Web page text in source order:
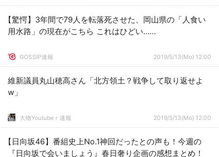
【驚愕】3年間で79人を転落死させた、岡山県の「人食い
用水路」の現在がこちら これはひどい……
GOSSIP速報 2019/5/13(Mo) 12:00
維新議員丸山穂高さん「北方領土？戦争して取り返せよ
w」
大物Youtubeｒ速報 2019/5/13(Mo) 12:00
【日向坂46】番組史上No.1神回だったとの声も！今週の
『日向坂で会いましょう』春日奢り企画の感想まとめ！